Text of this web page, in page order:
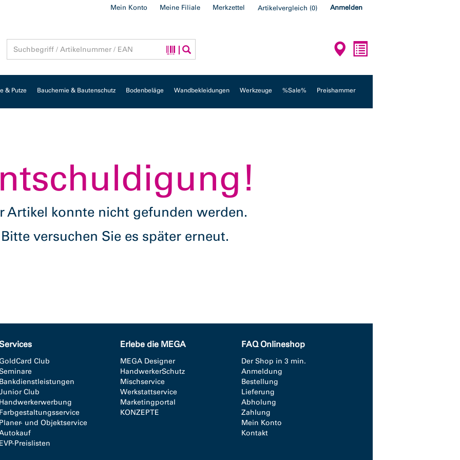
Mein Konto Meine Filiale Merkzettel Artikelvergleich (0) Anmelden
& Putze Bauchemie & Bautenschutz Bodenbeläge Wandbekleidungen Werkzeuge %Sale% Preishammer
Artikel konnte nicht gefunden werden.
Bitte versuchen Sie es später erneut.
Club
Club
und Objektservice
Preislisten
Erlebe die MEGA
MEGA Designer
HandwerkerSchutz
Mischservice
Werkstattservice
Marketingportal
KONZEPTE
FAQ Onlineshop
Der Shop in 3 min.
Anmeldung
Bestellung
Lieferung
Abholung
Zahlung
Mein Konto
Kontakt